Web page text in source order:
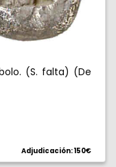
(S. falta) (De
Adjudicación: 150€